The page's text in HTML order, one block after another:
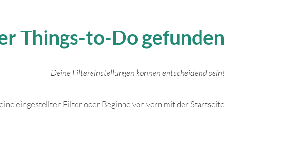
Things-to-Do gefunden
Deine Filtereinstellungen können entscheidend sein!
eingestellten Filter oder Beginne von vorn mit der Startseite